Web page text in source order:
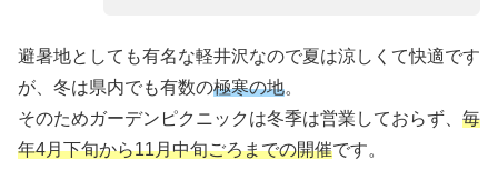
避暑地としても有名な軽井沢なので夏は涼しくて快適です
が、冬は県内でも有数の極寒の地。
そのためガーデンピクニックは冬季は営業しておらず、 毎
年4月下旬から11月中旬ごろまでの開催です。